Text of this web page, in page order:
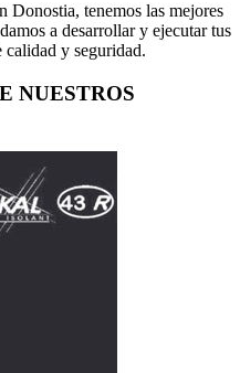
Donostia, tenemos las mejores
a desarrollar y ejecutar tus
calidad y seguridad.
NUESTROS